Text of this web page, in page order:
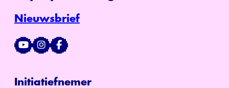
Nieuwsbrief
Initiatiefnemer